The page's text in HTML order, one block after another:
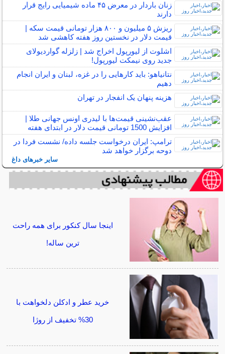
زنان باردار در معرض ۴۵ ماده شیمیایی رایج قرار
دارند
ریزش ۵ میلیون و ۸۰۰ هزار تومانی قیمت سکه |
قیمت دلار در نخستین روز هفته کاهشی شد
اشلوت از لیورپول اخراج شد | زلزله گواردیولای
جدید روی نیمکت لیورپول!
نتانیاهو: باید کارهایی را در غزه، لبنان و ایران انجام
دهیم
هزینه پنهان یک انفجار در تهران
عقب‌نشینی قیمت‌ها با لیدری اونس جهانی طلا |
افزایش 1500 تومانی قیمت دلار در ابتدای هفته
ترامپ: ایران درخواست جلسه داده/ نشست فردا در
دوحه برگزار خواهد شد
سایر خبرهای داغ
اینجا سال کنکور برای همه راحت
ترین ساله!
خرید عطر و ادکلن دلخواهت با
30% تخفیف از روژا